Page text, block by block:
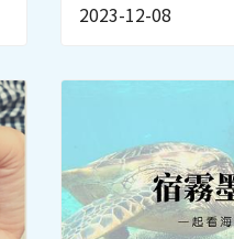
2023-12-08